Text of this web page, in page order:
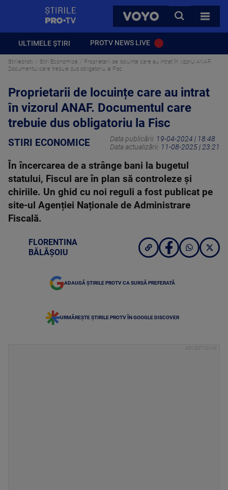
VOYO
CAUTA
TOATE
ULTIMELE ȘTIRI PROTV NEWS LIVE
Stirileprotv Stiri Economice
Proprietarii de locuințe care au intrat în vizorul ANAF.
Documentul care trebuie dus obligatoriu la Fisc
Proprietarii de locuințe care au intrat
în vizorul ANAF. Documentul care
trebuie dus obligatoriu la Fisc
STIRI ECONOMICE Data publicării: 19-04-2024 | 18:48
Data actualizării: 11-08-2025 | 23:21
În încercarea de a strânge bani la bugetul
statului, Fiscul are în plan să controleze și
chiriile. Un ghid cu noi reguli a fost publicat pe
site-ul Agenției Naționale de Administrare
Fiscală.
FLORENTINA
BĂLĂȘOIU
ADAUGĂ ȘTIRILE PROTV CA SURSĂ PREFERATĂ
URMĂREȘTE ȘTIRILE PROTV ÎN GOOGLE DISCOVER